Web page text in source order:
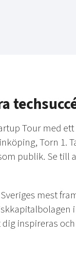
Tour med
Torn 1.
publik. Se till
mest
inspireras